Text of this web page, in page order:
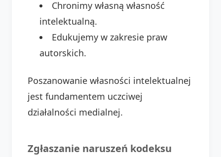
Chronimy własną własność
intelektualną.
Edukujemy w zakresie praw
autorskich.
Poszanowanie własności intelektualnej
jest fundamentem uczciwej
działalności medialnej.
Zgłaszanie naruszeń kodeksu